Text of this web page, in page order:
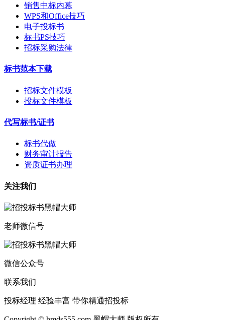
销售中标内幕
WPS和Office技巧
电子投标书
标书PS技巧
招标采购法律
标书范本下载
招标文件模板
投标文件模板
代写标书/证书
标书代做
财务审计报告
资质证书办理
关注我们
老师微信号
微信公众号
联系我们
投标经理 经验丰富 带你精通招投标